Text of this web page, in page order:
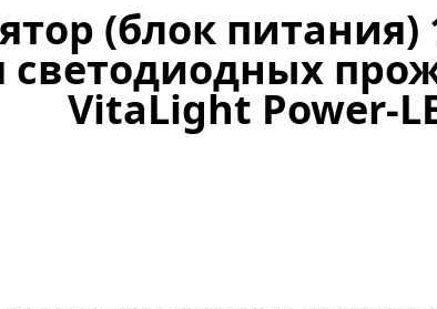
(блок питания)
светодиодных
VitaLight Power-